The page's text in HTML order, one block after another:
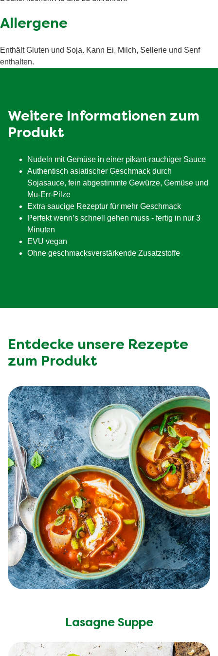
davon Zucker
Eiweiß
8.6 g
Salz
1.7 g
Allergene
Enthält Gluten und Soja. Kann Ei, Milch, Sellerie und Senf
enthalten.
Weitere Informationen zum
Produkt
Nudeln mit Gemüse in einer pikant-rauchiger Sauce
Authentisch asiatischer Geschmack durch
Sojasauce, fein abgestimmte Gewürze, Gemüse und
Mu-Err-Pilze
Extra saucige Rezeptur für mehr Geschmack
Perfekt wenn’s schnell gehen muss - fertig in nur 3
Minuten
EVU vegan
Ohne geschmacksverstärkende Zusatzstoffe
Entdecke unsere Rezepte
zum Produkt
Lasagne Suppe